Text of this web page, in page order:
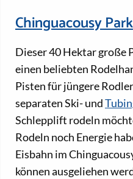
Chinguacousy Park
Dieser 40 Hektar große
einen beliebten
Pisten für jüngere
separaten Ski- und
Schlepplift rodeln
Rodeln noch Energie
Eisbahn im
können ausgeliehen